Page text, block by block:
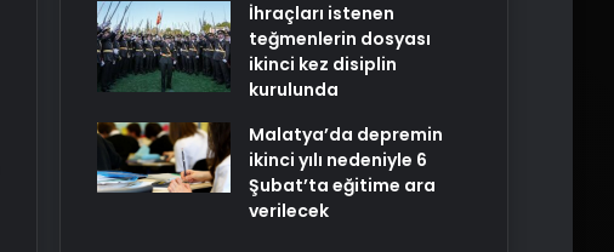
İhraçları istenen
teğmenlerin dosyası
ikinci kez disiplin
kurulunda
Malatya’da depremin
ikinci yılı nedeniyle 6
Şubat’ta eğitime ara
verilecek